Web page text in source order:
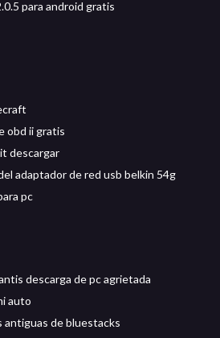
para android gratis
obd ii gratis
descargar
adaptador de red usb belkin 54g
pc
descarga de pc agrietada
auto
antiguas de bluestacks